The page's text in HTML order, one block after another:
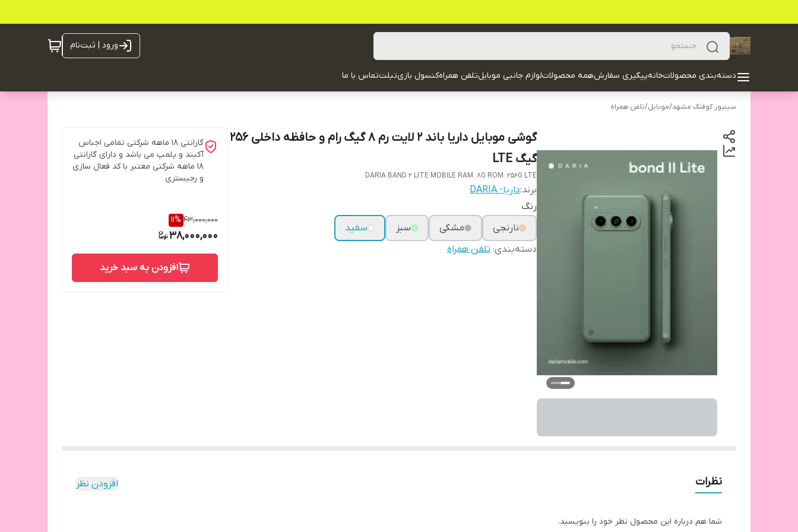
ورود | ثبت‌نام
دسته‌بندی محصولاتخانهپیگیری سفارشهمه محصولاتلوازم جانبی موبایلتلفن همراهکنسول بازیتبلتتماس با ما
سینیور کوفنگ مشهد/موبایل/تلفن همراه
گوشی موبایل داریا باند 2 لایت رم 8 گیگ رام و حافظه داخلی 256
گیگ LTE
DARIA BAND 2 LITE MOBILE RAM: 8G ROM: 256G LTE
برند:داریا- DARIA
رنگ
نارنجی
مشکی سبز
سفید
دسته‌بندی: تلفن همراه
گارانتی ۱۸ ماهه شرکتی تمامی اجناس
آکبند و پلمپ می باشد و دارای گارانتی
۱۸ ماهه شرکتی معتبر با کد فعال سازی
و رجیستری
43,000,000
11%
38,000,000
افزودن به سبد خرید
نظرات افزودن نظر
شما هم درباره این محصول نظر خود را بنویسید.